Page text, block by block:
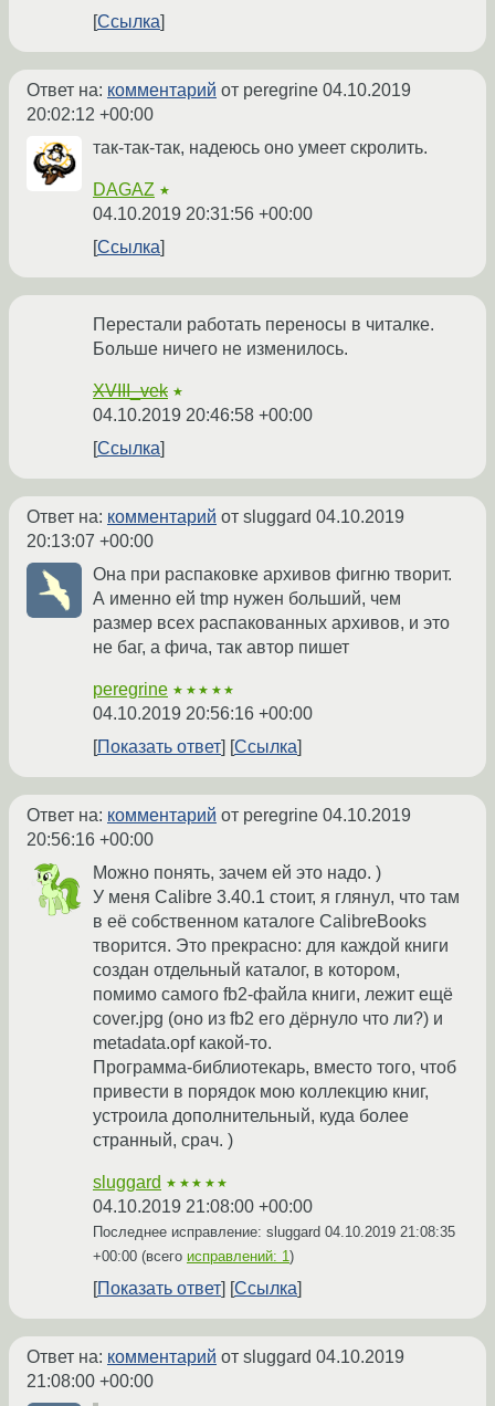
Ссылка
Ответ на: комментарий от peregrine 04.10.2019
20:02:12 +00:00
так-так-так, надеюсь оно умеет скролить.
DAGAZ ★
04.10.2019 20:31:56 +00:00
Ссылка
Перестали работать переносы в читалке.
Больше ничего не изменилось.
XVIII_vek ★
04.10.2019 20:46:58 +00:00
Ссылка
Ответ на: комментарий от sluggard 04.10.2019
20:13:07 +00:00
Она при распаковке архивов фигню творит.
А именно ей tmp нужен больший, чем
размер всех распакованных архивов, и это
не баг, а фича, так автор пишет
peregrine ★★★★★
04.10.2019 20:56:16 +00:00
Показать ответ
Ссылка
Ответ на: комментарий от peregrine 04.10.2019
20:56:16 +00:00
Можно понять, зачем ей это надо. )
У меня Calibre 3.40.1 стоит, я глянул, что там
в её собственном каталоге CalibreBooks
творится. Это прекрасно: для каждой книги
создан отдельный каталог, в котором,
помимо самого fb2-файла книги, лежит ещё
cover.jpg (оно из fb2 его дёрнуло что ли?) и
metadata.opf какой-то.
Программа-библиотекарь, вместо того, чтоб
привести в порядок мою коллекцию книг,
устроила дополнительный, куда более
странный, срач. )
sluggard ★★★★★
04.10.2019 21:08:00 +00:00
Последнее исправление: sluggard 04.10.2019 21:08:35
+00:00 (всего исправлений: 1)
Показать ответ Ссылка
Ответ на: комментарий от sluggard 04.10.2019
21:08:00 +00:00